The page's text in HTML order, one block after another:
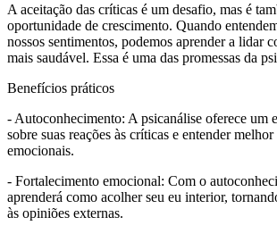
A aceitação das críticas é um desafio, mas é
oportunidade de crescimento. Quando
nossos sentimentos, podemos aprender a lidar
mais saudável. Essa é uma das promessas da
Benefícios práticos
- Autoconhecimento: A psicanálise oferece um
sobre suas reações às críticas e entender melhor
emocionais.
- Fortalecimento emocional: Com o
aprenderá como acolher seu eu interior,
às opiniões externas.